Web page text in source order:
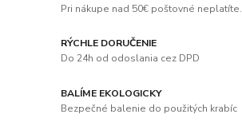
Pri nákupe nad 50€ poštovné neplatíte.
RÝCHLE DORUČENIE
Do 24h od odoslania cez DPD
BALÍME EKOLOGICKY
Bezpečné balenie do použitých krabíc